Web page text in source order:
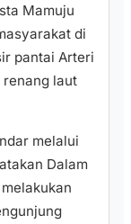
Mamuju
di
pantai Arteri
renang laut
melalui
Dalam